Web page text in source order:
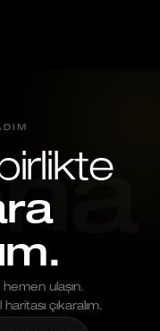
ulaşın.
çıkaralım.